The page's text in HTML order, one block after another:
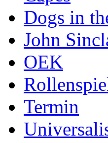
Dogs in
John
OEK
Termin